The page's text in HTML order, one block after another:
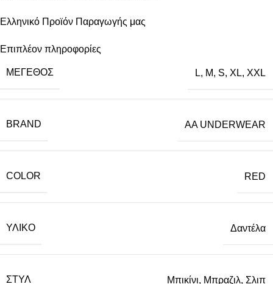
Ελληνικό Προϊόν Παραγωγής μας
Επιπλέον πληροφορίες
ΜΈΓΕΘΟΣ L, M, S, XL, XXL
BRAND AA UNDERWEAR
COLOR RED
ΥΛΙΚΌ Δαντέλα
ΣΤΥΛ Μπικίνι, Μπραζιλ, Σλιπ